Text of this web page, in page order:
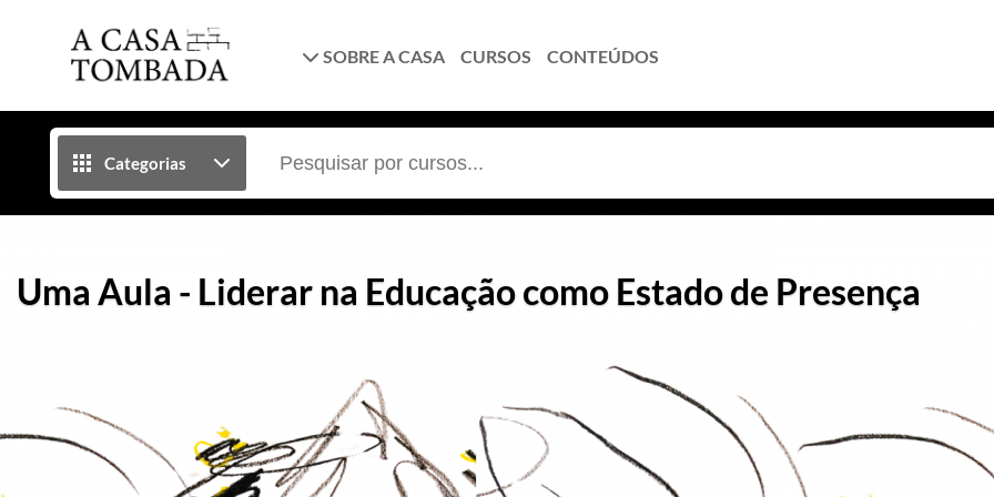
SOBRE A CASA CURSOS CONTEÚDOS
Categorias
Uma Aula - Liderar na Educação como Estado de Presença